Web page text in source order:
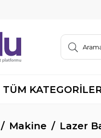
TÜM
Makine Lazer